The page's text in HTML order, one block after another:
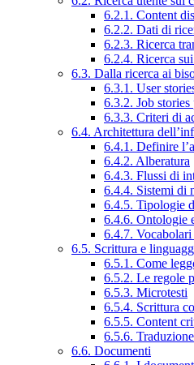
6.2.1. Content
6.2.2. Dati di
6.2.3. Ricerca
6.2.4. Ricerca
6.3. Dalla ricerca ai
6.3.1. User
6.3.2. Job
6.3.3. Criteri di
6.4. Architettura
6.4.1. Definire
6.4.2. Alberatura
6.4.3. Flussi di
6.4.4. Sistemi di
6.4.5. Tipologie
6.4.6. Ontologie
6.4.7.
6.5. Scrittura e
6.5.1. Come
6.5.2. Le regole
6.5.3. Microtesti
6.5.4. Scrittura
6.5.5. Content
6.5.6.
6.6. Documenti